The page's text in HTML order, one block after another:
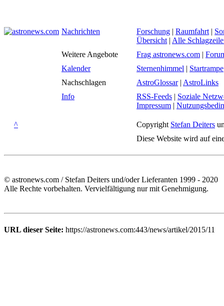
Nachrichten Forschung | Raumfahrt |
Übersicht | Alle
Weitere Angebote
Frag astronews.com |
Kalender
Sternenhimmel | Startrampe
Nachschlagen
AstroGlossar| AstroLinks
Info
RSS-Feeds | Soziale
Impressum |
^ Copyright Stefan Deiters
Diese Website wird auf
© astronews.com / Stefan Deiters und/oder Lieferanten 1999 - 2020
Alle Rechte vorbehalten. Vervielfältigung nur mit Genehmigung.
URL dieser Seite: https://astronews.com:443/news/artikel/2015/11